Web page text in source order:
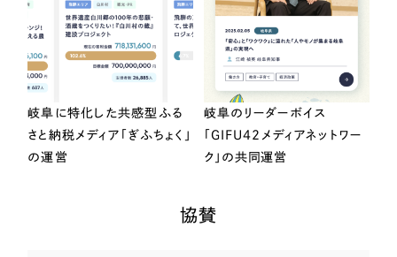
岐阜に特化した共感型ふる
さと納税メディア「ぎふちょく」
の運営
岐阜のリーダーボイス
「GIFU42メディアネットワー
ク」の共同運営
協賛